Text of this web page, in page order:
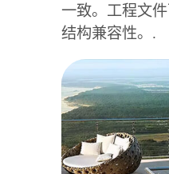
一致。工程文
结构兼容性。.